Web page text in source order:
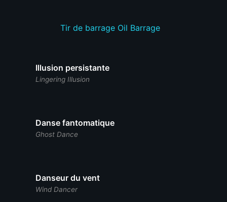
Tir de barrage Oil Barrage
Illusion persistante
Lingering Illusion
Danse fantomatique
Ghost Dance
Danseur du vent
Wind Dancer